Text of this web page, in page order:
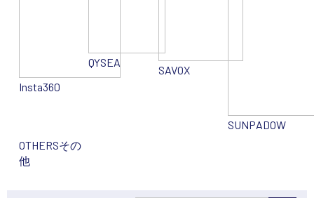
Insta360
QYSEA
SAVOX
SUNPADOW
OTHERSその
他